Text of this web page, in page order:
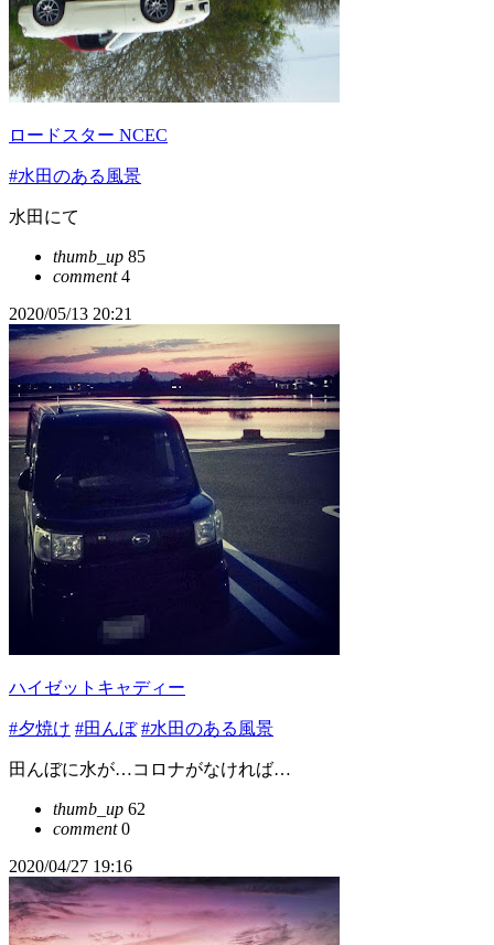
ロードスター NCEC
#水田のある風景
水田にて
thumb_up 85
comment4
2020/05/13 20:21
ハイゼットキャディー
#夕焼け #田んぼ #水田のある風景
田んぼに水が…コロナがなければ…
thumb_up 62
comment0
2020/04/27 19:16